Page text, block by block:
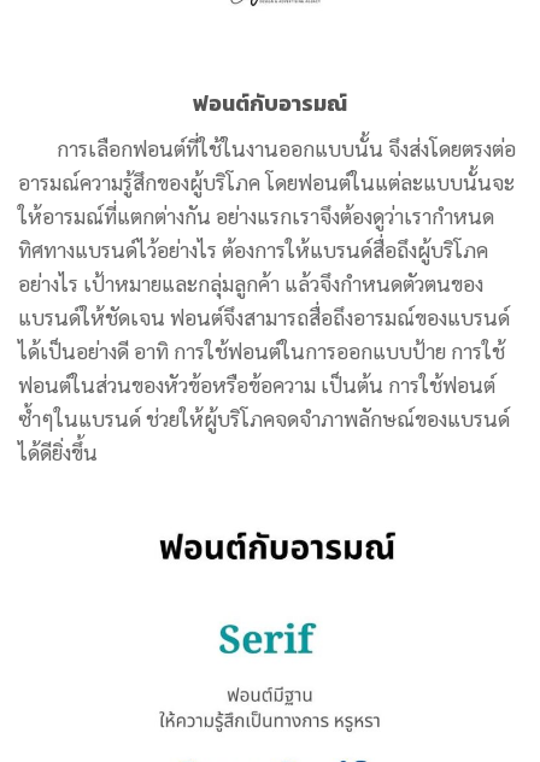
ฟอนต์กับอารมณ์
การเลือกฟอนต์ที่ใช้ในงานออกแบบนั้น จึงส่งโดยตรงต่อ
อารมณ์ความรู้สึกของผู้บริโภค โดยฟอนต์ในแต่ละแบบนั้นจะ
ให้อารมณ์ที่แตกต่างกัน อย่างแรกเราจึงต้องดูว่าเรากำหนด
ทิศทางแบรนด์ไว้อย่างไร ต้องการให้แบรนด์สื่อถึงผู้บริโภค
อย่างไร เป้าหมายและกลุ่มลูกค้า แล้วจึงกำหนดตัวตนของ
แบรนด์ให้ชัดเจน ฟอนต์จึงสามารถสื่อถึงอารมณ์ของแบรนด์
ได้เป็นอย่างดี อาทิ การใช้ฟอนต์ในการออกแบบป้าย การใช้
ฟอนต์ในส่วนของหัวข้อหรือข้อความ เป็นต้น การใช้ฟอนต์
ซ้ำๆในแบรนด์ ช่วยให้ผู้บริโภคจดจำภาพลักษณ์ของแบรนด์
ได้ดียิ่งขึ้น